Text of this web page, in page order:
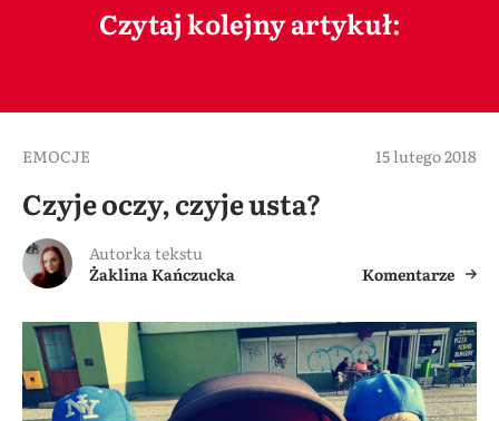
Czytaj kolejny artykuł:
EMOCJE 15 lutego 2018
Czyje oczy, czyje usta?
Autorka tekstu
Żaklina Kańczucka
Komentarze